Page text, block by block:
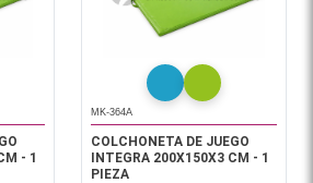
- 1
MK-364A
COLCHONETA DE JUEGO
INTEGRA 200X150X3 CM - 1
PIEZA